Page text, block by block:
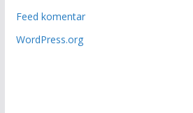
Feed komentar
WordPress.org